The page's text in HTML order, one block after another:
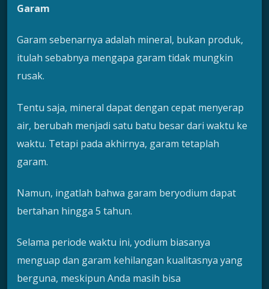
Garam
Garam sebenarnya adalah mineral, bukan produk,
itulah sebabnya mengapa garam tidak mungkin
rusak.
Tentu saja, mineral dapat dengan cepat menyerap
air, berubah menjadi satu batu besar dari waktu ke
waktu. Tetapi pada akhirnya, garam tetaplah
garam.
Namun, ingatlah bahwa garam beryodium dapat
bertahan hingga 5 tahun.
Selama periode waktu ini, yodium biasanya
menguap dan garam kehilangan kualitasnya yang
berguna, meskipun Anda masih bisa